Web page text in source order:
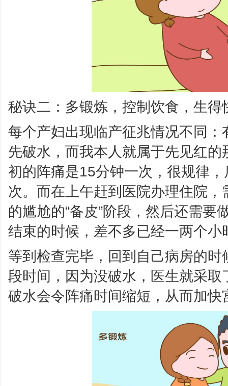
秘诀二：多锻炼，控制饮食，生得
每个产妇出现临产征兆情况不同
先破水，而我本人就属于先见红
初的阵痛是15分钟一次，很规律
次。而在上午赶到医院办理住院
的尴尬的“备皮”阶段，然后还需要
结束的时候，差不多已经一两个小
等到检查完毕，回到自己病房的
段时间，因为没破水，医生就采
破水会令阵痛时间缩短，从而加快